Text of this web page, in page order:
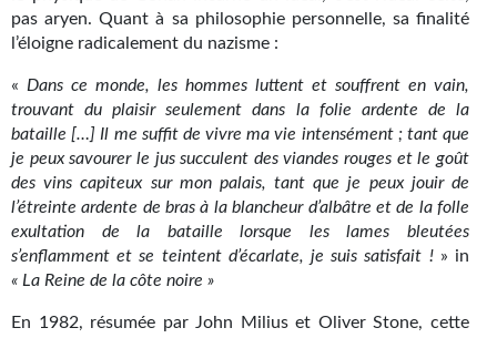
pas aryen. Quant à sa philosophie personnelle, sa finalité
l’éloigne radicalement du nazisme :
« Dans ce monde, les hommes luttent et souffrent en vain,
trouvant du plaisir seulement dans la folie ardente de la
bataille […] Il me suffit de vivre ma vie intensément ; tant que
je peux savourer le jus succulent des viandes rouges et le goût
des vins capiteux sur mon palais, tant que je peux jouir de
l’étreinte ardente de bras à la blancheur d’albâtre et de la folle
exultation de la bataille lorsque les lames bleutées
s’enflamment et se teintent d’écarlate, je suis satisfait !» in
« La Reine de la côte noire »
En 1982, résumée par John Milius et Oliver Stone, cette